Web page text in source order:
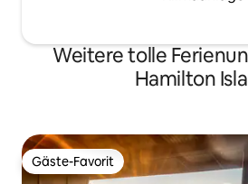
Weitere tolle
Hamilton
Gäste-Favorit
Gäste-Favorit